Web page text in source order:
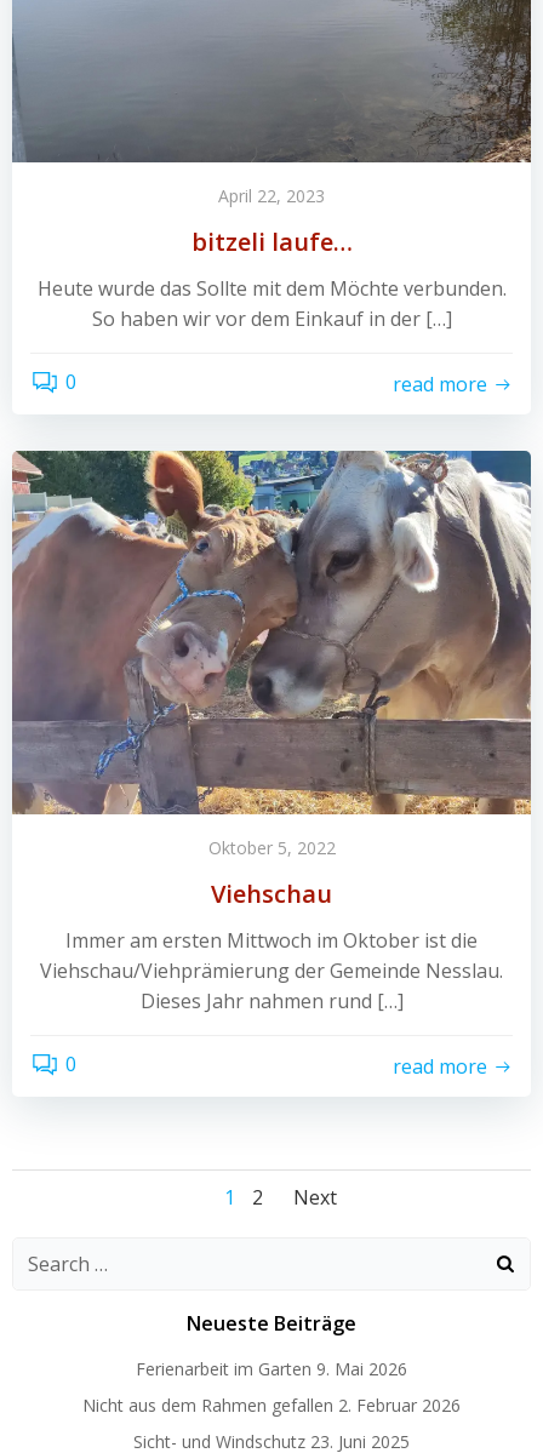
April 22, 2023
bitzeli laufe…
Heute wurde das Sollte mit dem Möchte verbunden.
So haben wir vor dem Einkauf in der […]
0 read more
Oktober 5, 2022
Viehschau
Immer am ersten Mittwoch im Oktober ist die
Viehschau/Viehprämierung der Gemeinde Nesslau.
Dieses Jahr nahmen rund […]
0 read more
Posts
Page
1 Page
2
Posts
navigation
Next
Search
Neueste Beiträge
Ferienarbeit im Garten 9. Mai 2026
Nicht aus dem Rahmen gefallen 2. Februar 2026
Sicht- und Windschutz 23. Juni 2025